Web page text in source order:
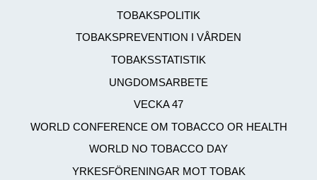
TOBAKSPOLITIK
TOBAKSPREVENTION I VÅRDEN
TOBAKSSTATISTIK
UNGDOMSARBETE
VECKA 47
WORLD CONFERENCE OM TOBACCO OR HEALTH
WORLD NO TOBACCO DAY
YRKESFÖRENINGAR MOT TOBAK